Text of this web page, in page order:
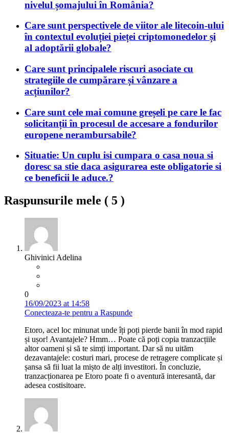
nivelul șomajului în România?
Care sunt perspectivele de viitor ale litecoin-ului
în contextul evoluției pieței criptomonedelor și
al adoptării globale?
Care sunt principalele riscuri asociate cu
strategiile de cumpărare și vânzare a
acțiunilor?
Care sunt cele mai comune greșeli pe care le fac
solicitanții în procesul de accesare a fondurilor
europene nerambursabile?
Situatie: Un cuplu isi cumpara o casa noua si
doresc sa stie daca asigurarea este obligatorie si
ce beneficii le aduce.?
Raspunsurile mele ( 5 )
Ghivinici Adelina
0
16/09/2023 at 14:58
Conecteaza-te pentru a Raspunde
Etoro, acel loc minunat unde îți poți pierde banii în mod rapid
și ușor! Avantajele? Hmm… Poate că poți copia tranzacțiile
altor oameni și să te simți important. Dar să nu uităm
dezavantajele: costuri mari, procese de retragere complicate și
șansa să fii luat la mișto de alți investitori. În concluzie,
tranzacționarea pe Etoro poate fi o aventură interesantă, dar
adesea costisitoare.